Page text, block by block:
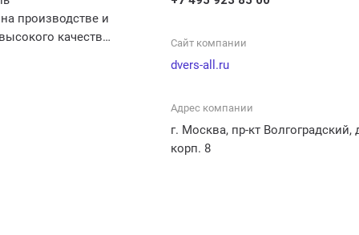
производстве и
качества.
двери,
Кроме того,
Сайт компании
dvers-all.ru
Адрес компании
г. Москва, пр-кт Волгоградский,
корп. 8